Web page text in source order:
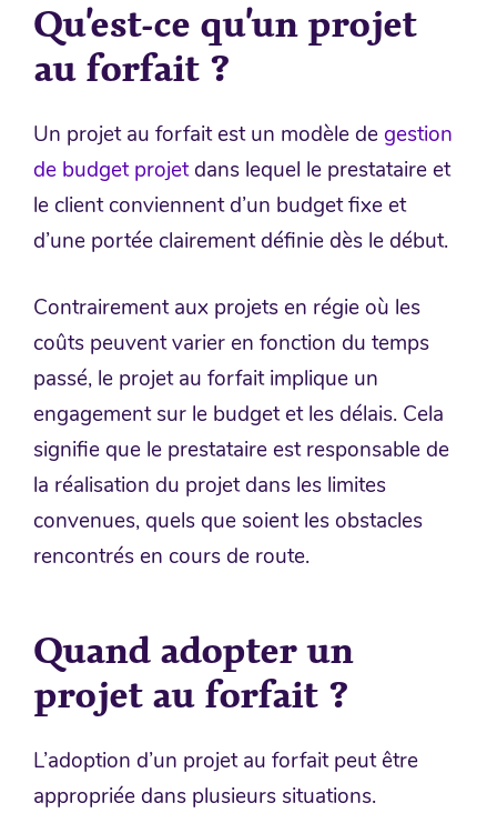
Qu’est-ce qu’un projet
au forfait ?
Un projet au forfait est un modèle de gestion
de budget projetdans lequel le prestataire et
le client conviennent d’un budget fixe et
d’une portée clairement définie dès le début.
Contrairement aux projets en régie où les
coûts peuvent varier en fonction du temps
passé, le projet au forfait implique un
engagement sur le budget et les délais. Cela
signifie que le prestataire est responsable de
la réalisation du projet dans les limites
convenues, quels que soient les obstacles
rencontrés en cours de route.
Quand adopter un
projet au forfait ?
L’adoption d’un projet au forfait peut être
appropriée dans plusieurs situations.